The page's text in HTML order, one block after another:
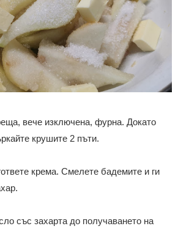
вече изключена, фурна. Докато
крушите 2 пъти.
крема. Смелете бадемите и ги
със захарта до получаването на